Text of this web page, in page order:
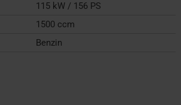
115 kW / 156 PS
1500 ccm
Benzin